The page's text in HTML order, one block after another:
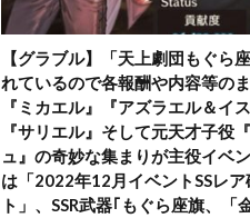
【グラブル】「天上劇団もぐら
れているので各報酬や内容等の
『ミカエル』『アズラエル＆イ
『サリエル』そして元天才子役
ュ』の奇妙な集まりが主役イベ
は「2022年12月イベントSSレア
ト」、SSR武器｢もぐら座旗、「